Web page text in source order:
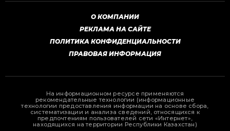
О КОМПАНИИ
РЕКЛАМА НА САЙТЕ
ПОЛИТИКА КОНФИДЕНЦИАЛЬНОСТИ
ПРАВОВАЯ ИНФОРМАЦИЯ
На информационном ресурсе применяются
рекомендательные технологии (информационные
технологии предоставления информации на основе сбора,
систематизации и анализа сведений, относящихся к
предпочтениям пользователей сети «Интернет»,
находящихся на территории Республики Казахстан)